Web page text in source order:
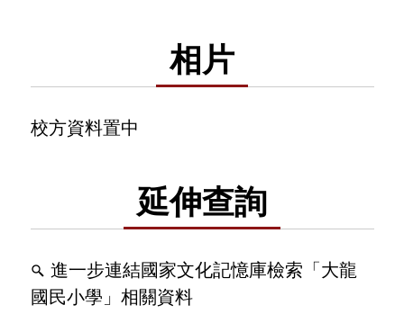
相片
校方資料置中
延伸查詢
進一步連結國家文化記憶庫檢索「大龍
國民小學」相關資料